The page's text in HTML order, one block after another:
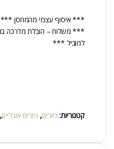
*** איסוף עצמי מהמחסן ***
למוביל ***
קטגוריות: כיורים, כיורים אובליים,